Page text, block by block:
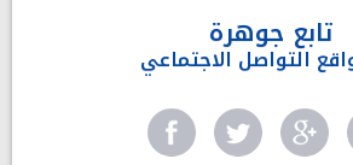
تابع جوهرة
التواصل الاجتماعي